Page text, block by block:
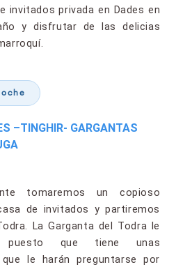
invitados privada en Dades en
y disfrutar de las delicias
–TINGHIR- GARGANTAS
tomaremos un copioso
de invitados y partiremos
La Garganta del Todra le
puesto que tiene unas
le harán preguntarse por